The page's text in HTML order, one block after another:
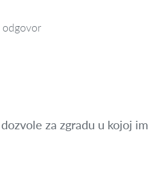
odgovor
za zgradu u kojoj